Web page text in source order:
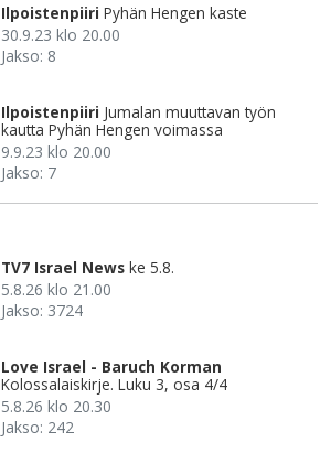
Ilpoistenpiiri Pyhän Hengen kaste
30.9.23 klo 20.00
Jakso: 8
Ilpoistenpiiri Jumalan muuttavan työn
kautta Pyhän Hengen voimassa
9.9.23 klo 20.00
Jakso: 7
TV7 Israel News ke 5.8.
5.8.26 klo 21.00
Jakso: 3724
Love Israel - Baruch Korman
Kolossalaiskirje. Luku 3, osa 4/4
5.8.26 klo 20.30
Jakso: 242